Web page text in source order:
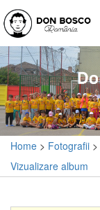
Home > Fotografii >
Vizualizare album